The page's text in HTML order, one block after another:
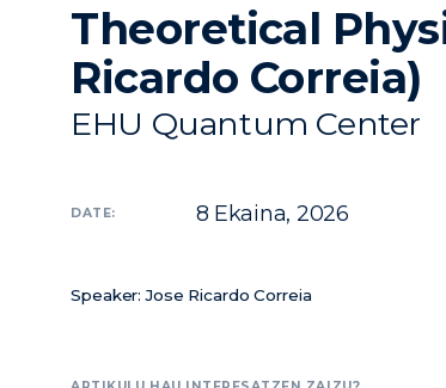
Theoretical
Ricardo Correia)
EHU Quantum Center
DATE: 8 Ekaina, 2026
Speaker: Jose Ricardo Correia